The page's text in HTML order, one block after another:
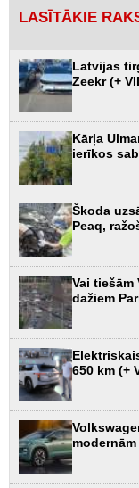
LASĪTĀKIE
Latvijas
Zeekr (+
Kārļa
ierīkos
Škoda
Peaq,
Vai
dažiem
650 km (+